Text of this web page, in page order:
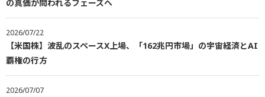
の真価が問われるフェーズへ
2026/07/22
【米国株】波乱のスペースX上場、「162兆円市場」の宇宙経済とAI
覇権の行方
2026/07/07